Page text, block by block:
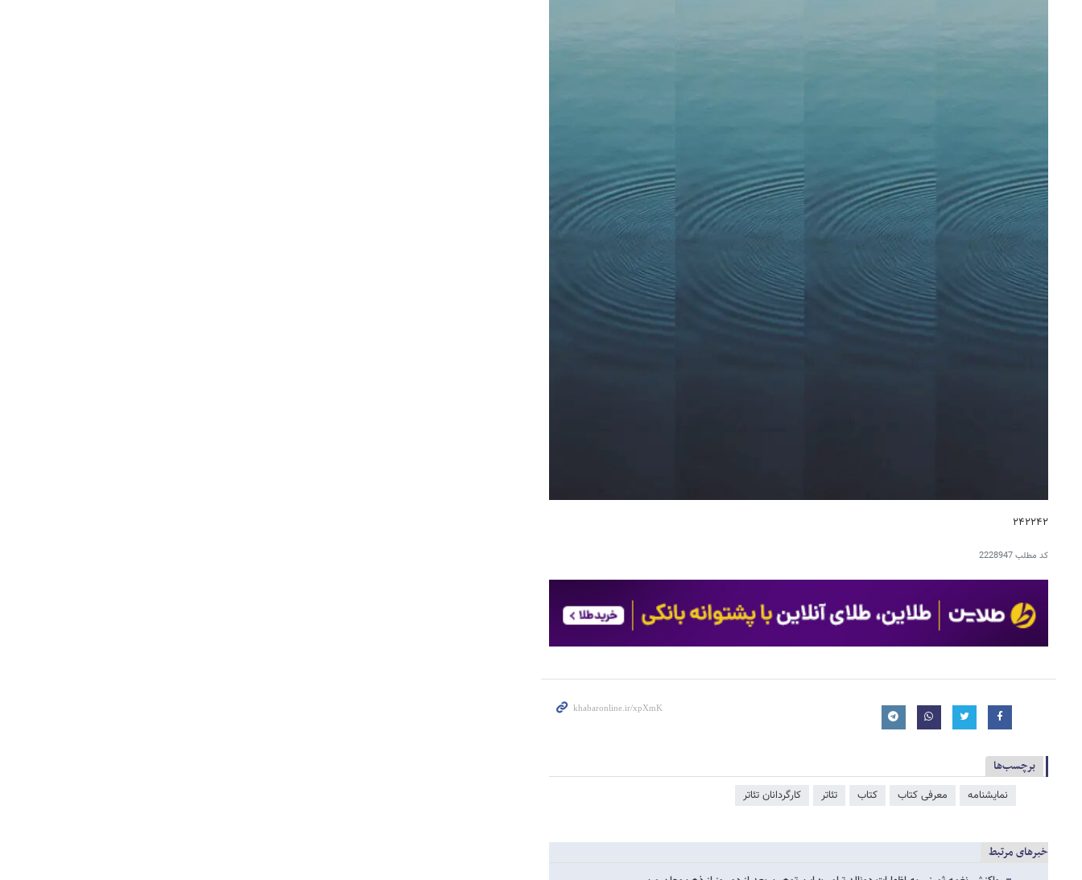
۲۴۲۲۴۲
کد مطلب2228947
برچسب‌ها
نمایشنامه معرفی کتاب کتاب تئاتر کارگردانان تئاتر
خبرهای مرتبط